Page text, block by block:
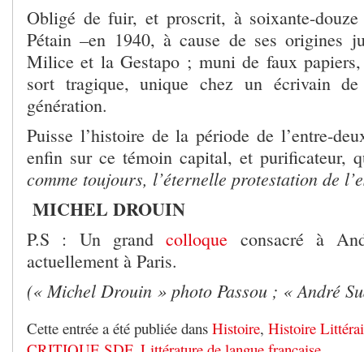
Obligé de fuir, et proscrit, à soixante-
Pétain –en 1940, à cause de ses origines
Milice et la Gestapo ; muni de faux papiers,
sort tragique, unique chez un écrivain
génération.
Puisse l’histoire de la période de l’entre-
enfin sur ce témoin capital, et purificateur,
comme toujours, l’éternelle protestation de
MICHEL DROUIN
P.S : Un grandcolloque consacré à
actuellement à Paris.
(« Michel Drouin » photo Passou ; « André
Cette entrée a été publiée dans Histoire, Histoire